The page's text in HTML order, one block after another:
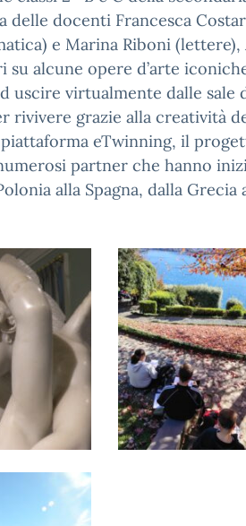
delle docenti Francesca
e Marina Riboni (lettere),
alcune opere d’arte
uscire virtualmente dalle sale
rivivere grazie alla creatività
eTwinning, il
partner che hanno
alla Spagna, dalla Grecia